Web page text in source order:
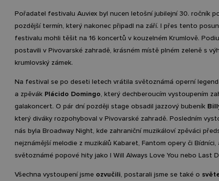
Pořadatel festivalu Auviex byl nucen letošní jubilejní 30. ročník
pozdější termín, který nakonec připadl na září. I přes tento
festivalu mohli těšit na 16 koncertů v kouzelném Krumlově.
postavili v Pivovarské zahradě, krásném místě plném zeleně s
krumlovský zámek.
Na festival se po deseti letech vrátila světoznámá operní
a zpěvák Plácido Domingo, který dechberoucím vystoupením
galakoncert. O pár dní později stage obsadil jazzový bubeník
který diváky rozpohyboval v Pivovarské zahradě. Posledním
nás byla Broadway Night, kde zahraniční muzikáloví zpěváci
nejznámější melodie z muzikálů Kabaret, Fantom opery či
světoznámé popové hity jako I Will Always Love You nebo Last
Všechna vystoupení jsme ozvučili, postarali jsme se také o